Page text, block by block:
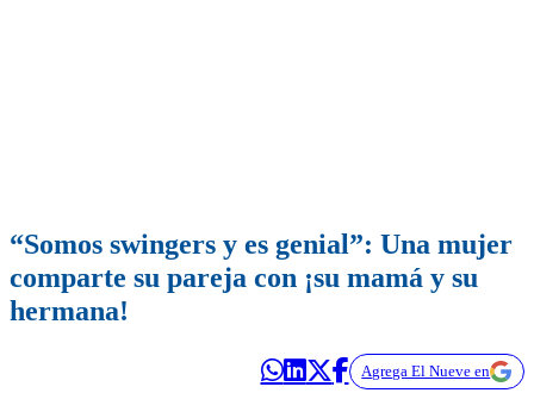
“Somos swingers y es genial”: Una mujer
comparte su pareja con ¡su mamá y su
hermana!
Agrega El Nueve en